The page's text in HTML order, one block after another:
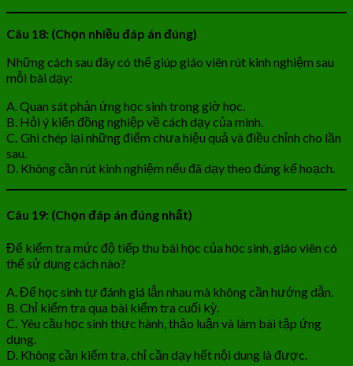
Câu 18: (Chọn nhiều đáp án đúng)
Những cách sau đây có thể giúp giáo viên rút kinh nghiệm sau
mỗi bài dạy:
A. Quan sát phản ứng học sinh trong giờ học.
B. Hỏi ý kiến đồng nghiệp về cách dạy của mình.
C. Ghi chép lại những điểm chưa hiệu quả và điều chỉnh cho lần
sau.
D. Không cần rút kinh nghiệm nếu đã dạy theo đúng kế hoạch.
Câu 19: (Chọn đáp án đúng nhất)
Để kiểm tra mức độ tiếp thu bài học của học sinh, giáo viên có
thể sử dụng cách nào?
A. Để học sinh tự đánh giá lẫn nhau mà không cần hướng dẫn.
B. Chỉ kiểm tra qua bài kiểm tra cuối kỳ.
C Yêu cầu học sinh thực hành, thảo luận và làm bài tập ứng
dụng.
D. Không cần kiểm tra, chỉ cần dạy hết nội dung là được.